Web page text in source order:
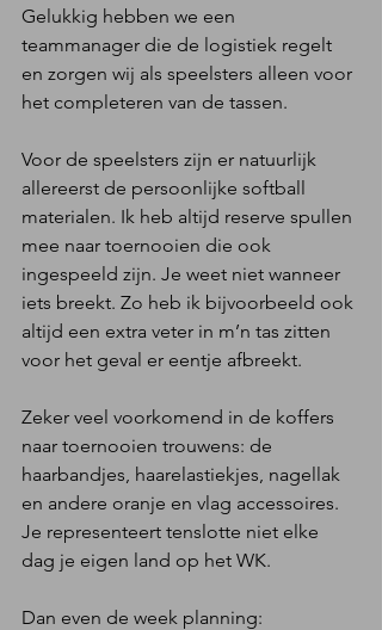
Gelukkig hebben we een
teammanager die de logistiek regelt
en zorgen wij als speelsters alleen voor
het completeren van de tassen.
Voor de speelsters zijn er natuurlijk
allereerst de persoonlijke softball
materialen. Ik heb altijd reserve spullen
mee naar toernooien die ook
ingespeeld zijn. Je weet niet wanneer
iets breekt. Zo heb ik bijvoorbeeld ook
altijd een extra veter in m’n tas zitten
voor het geval er eentje afbreekt.
Zeker veel voorkomend in de koffers
naar toernooien trouwens: de
haarbandjes, haarelastiekjes, nagellak
en andere oranje en vlag accessoires.
Je representeert tenslotte niet elke
dag je eigen land op het WK.
Dan even de week planning: